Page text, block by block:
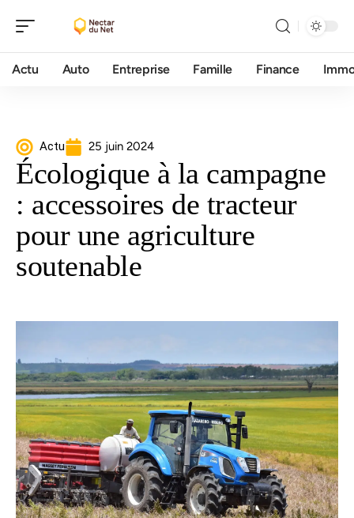
Actu Auto Entreprise Famille Finance
Actu 25 juin 2024
Écologique à la campagne
: accessoires de tracteur
pour une agriculture
soutenable